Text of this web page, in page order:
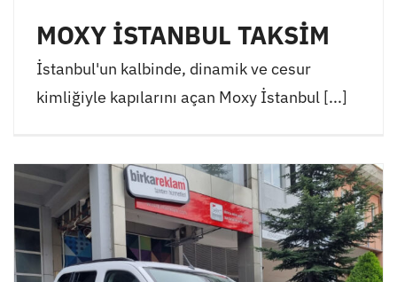
MOXY İSTANBUL TAKSİM
İstanbul'un kalbinde, dinamik ve cesur
kimliğiyle kapılarını açan Moxy İstanbul [...]